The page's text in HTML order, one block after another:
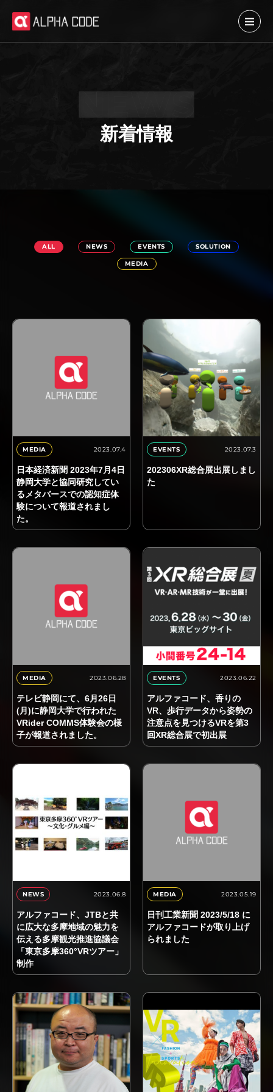
新着情報
ALL NEWS EVENTS SOLUTION
MEDIA
MEDIA 2023.07.4
日本経済新聞 2023年7月4日
静岡大学と協同研究してい
るメタバースでの認知症体
験について報道されまし
た。
EVENTS 2023.07.3
202306XR総合展出展しまし
た
MEDIA 2023.06.28
テレビ静岡にて、6月26日
(月)に静岡大学で行われた
VRider COMMS体験会の様
子が報道されました。
EVENTS 2023.06.22
アルファコード、香りの
VR、歩行データから姿勢の
注意点を見つけるVRを第3
回XR総合展で初出展
NEWS 2023.06.8
アルファコード、JTBと共
に広大な多摩地域の魅力を
伝える多摩観光推進協議会
「東京多摩360°VRツアー」
制作
MEDIA 2023.05.19
日刊工業新聞 2023/5/18 に
アルファコードが取り上げ
られました